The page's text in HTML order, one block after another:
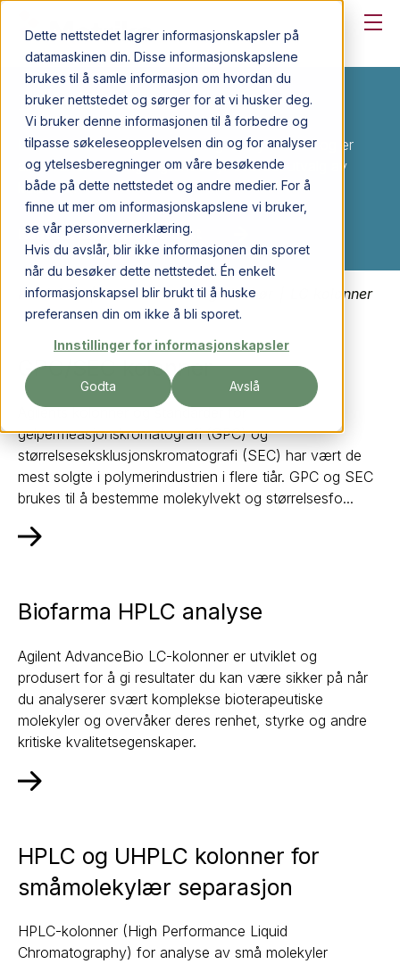
Dette nettstedet lagrer informasjonskapsler på
datamaskinen din. Disse informasjonskapslene
brukes til å samle informasjon om hvordan du
bruker nettstedet og sørger for at vi husker deg.
Vi bruker denne informasjonen til å forbedre og
tilpasse søkeleseopplevelsen din og for analyser
og ytelsesberegninger om våre besøkende
både på dette nettstedet og andre medier. For å
finne ut mer om informasjonskapslene vi bruker,
se vår personvernerklæring.
Hvis du avslår, blir ikke informasjonen din sporet
når du besøker dette nettstedet. Én enkelt
informasjonskapsel blir brukt til å huske
preferansen din om ikke å bli sporet.
Innstillinger for informasjonskapsler
Godta Avslå
LC kolonner
LC kolonner fra Agilent har meget høy kvalitet og er
alltid vår anbefaling. Agilent tilbyr et bredt utvalg av
kolonner.
Kontakt produktspesialist
Produkter | Forbruksvarer og tilbehør LC kolonner
GPC/SEC kolonner
Agilents kolonner og standarder for
gelpermeasjonskromatografi (GPC) og
størrelseseksklusjonskromatografi (SEC) har vært de
mest solgte i polymerindustrien i flere tiår. GPC og SEC
brukes til å bestemme molekylvekt og størrelsesfo...
Biofarma HPLC analyse
Agilent AdvanceBio LC-kolonner er utviklet og
produsert for å gi resultater du kan være sikker på når
du analyserer svært komplekse bioterapeutiske
molekyler og overvåker deres renhet, styrke og andre
kritiske kvalitetsegenskaper.
HPLC og UHPLC kolonner for
småmolekylær separasjon
HPLC-kolonner (High Performance Liquid
Chromatography) for analyse av små molekyler